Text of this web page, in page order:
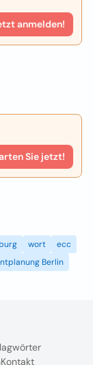
Sie jetzt!
anmelden!
wort
ecc
Berlin
Kontakt